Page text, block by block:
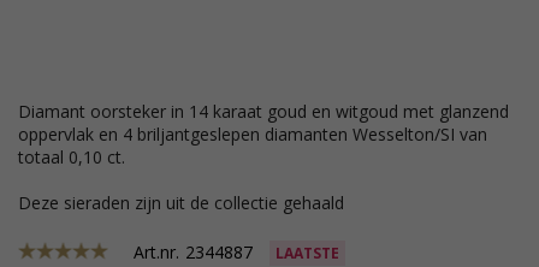
diamant oorsteker in 14 karaat goud en witgoud met glanzend
oppervlak en 4 briljantgeslepen diamanten Wesselton/SI van
totaal 0,10 ct.
Deze sieraden zijn uit de collectie gehaald
Art.nr. 2344887 LAATSTE